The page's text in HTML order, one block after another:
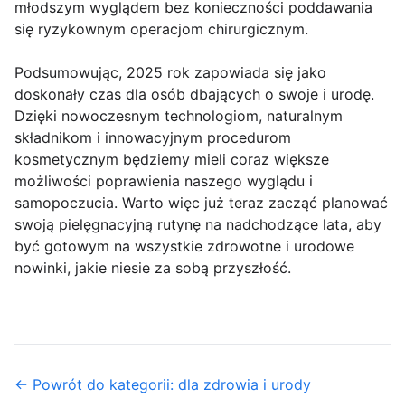
młodszym wyglądem bez konieczności poddawania
się ryzykownym operacjom chirurgicznym.
Podsumowując, 2025 rok zapowiada się jako
doskonały czas dla osób dbających o swoje i urodę.
Dzięki nowoczesnym technologiom, naturalnym
składnikom i innowacyjnym procedurom
kosmetycznym będziemy mieli coraz większe
możliwości poprawienia naszego wyglądu i
samopoczucia. Warto więc już teraz zacząć planować
swoją pielęgnacyjną rutynę na nadchodzące lata, aby
być gotowym na wszystkie zdrowotne i urodowe
nowinki, jakie niesie za sobą przyszłość.
← Powrót do kategorii: dla zdrowia i urody